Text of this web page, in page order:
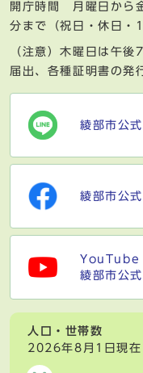
開庁時間 月曜日から
分まで（祝日・休日・
（注意）木曜日は午
届出、各種証明書の発
綾部市公
綾部市公
YouTube
綾部市公
人口・世帯数
2026年8月1日現在